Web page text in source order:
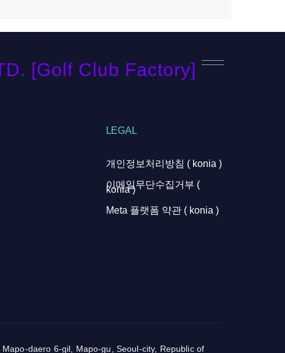
[Golf Club Factory]
LEGAL
개인정보처리방침 ( konia )
이메일무단수집거부 (
konia )
Meta 플랫폼 약관 ( konia )
daero 6-gil, Mapo-gu, Seoul-city, Republic of